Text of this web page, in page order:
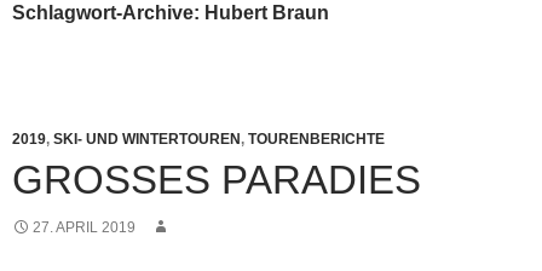
Schlagwort-Archive: Hubert Braun
2019, SKI- UND WINTERTOUREN, TOURENBERICHTE
GROSSES PARADIES
27. APRIL 2019